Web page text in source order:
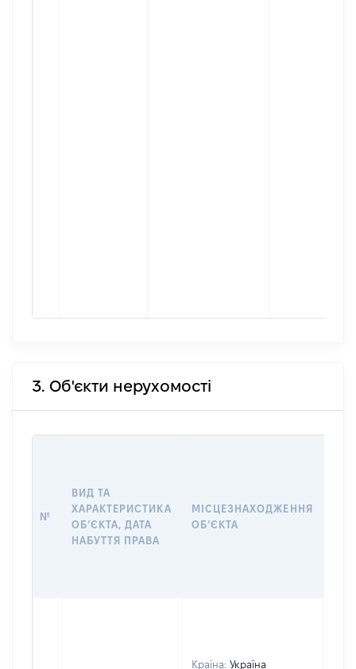
3. Об'єкти нерухомості
№
ВИД ТА
ХАРАКТЕРИСТИКА
ОБʼЄКТА, ДАТА
НАБУТТЯ ПРАВА
МІСЦЕЗНАХОДЖЕННЯ
ОБʼЄКТА
Країна: Україна